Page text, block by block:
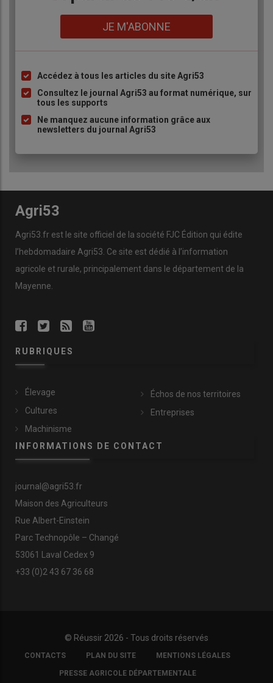
JE M'ABONNE
Liste
à
puce
Accédez à tous les articles du site Agri53
Consultez le journal Agri53 au format numérique, sur
tous les supports
Ne manquez aucune information grâce aux
newsletters du journal Agri53
Agri53
Agri53.fr est le site officiel de la société FJC Édition qui édite
l’hebdomadaire Agri53. Ce site est dédié à l’information
agricole et rurale, principalement dans le département de la
Mayenne.
RUBRIQUES
Élevage
Cultures
Machinisme
Échos de nos territoires
Entreprises
INFORMATIONS DE CONTACT
journal@agri53.fr
Maison des Agriculteurs
Rue Albert-Einstein
Parc Technopôle – Changé
53061 Laval Cedex 9
+33 (0)2 43 67 36 68
© Réussir 2026 - Tous droits réservés
FOOTER
COPYRIGHT
CONTACTS PLAN DU SITE MENTIONS LÉGALES
PRESSE AGRICOLE DÉPARTEMENTALE